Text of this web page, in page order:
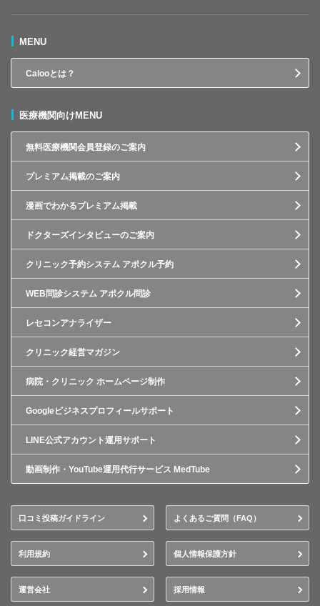
MENU
Calooとは？
医療機関向けMENU
無料医療機関会員登録のご案内
プレミアム掲載のご案内
漫画でわかるプレミアム掲載
ドクターズインタビューのご案内
クリニック予約システム アポクル予約
WEB問診システム アポクル問診
レセコンアナライザー
クリニック経営マガジン
病院・クリニック ホームページ制作
Googleビジネスプロフィールサポート
LINE公式アカウント運用サポート
動画制作・YouTube運用代行サービス MedTube
口コミ投稿ガイドライン よくあるご質問（FAQ）
利用規約 個人情報保護方針
運営会社 採用情報